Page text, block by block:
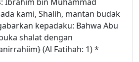
kami, Shalih, mantan budak
kepadaku: Bahwa Abu
shalat dengan
(Al Fatihah: 1) *